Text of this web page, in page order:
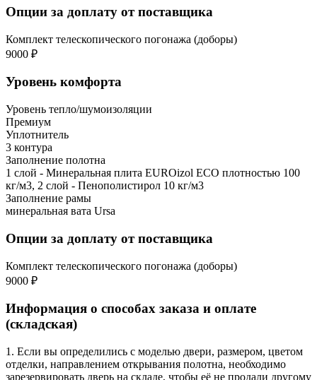
Опции за доплату от поставщика
Комплект телескопического погонажа (доборы)
9000 ₽
Уровень комфорта
Уровень тепло/шумоизоляции
Премиум
Уплотнитель
3 контура
Заполнение полотна
1 слой - Минеральная плита EUROizol ECO плотностью 100
кг/м3, 2 слой - Пенополистирол 10 кг/м3
Заполнение рамы
минеральная вата Ursa
Опции за доплату от поставщика
Комплект телескопического погонажа (доборы)
9000 ₽
Информация о способах заказа и оплате
(складская)
1. Если вы определились с моделью двери, размером, цветом
отделки, направлением открывания полотна, необходимо
зарезервировать дверь на складе, чтобы её не продали другому